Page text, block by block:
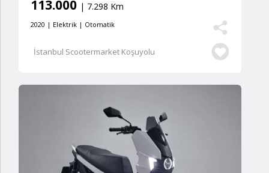
113.000 | 7.298 Km
2020 | Elektrik | Otomatik
İstanbul Scootermarket Koşuyolu